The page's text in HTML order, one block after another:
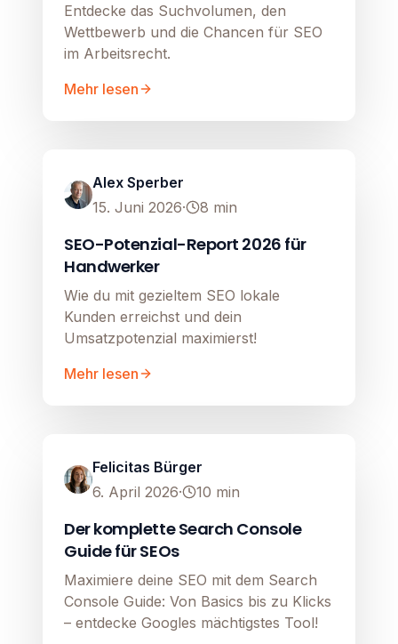
Entdecke das Suchvolumen, den
Wettbewerb und die Chancen für SEO
im Arbeitsrecht.
Mehr lesen
Alex Sperber
15. Juni 2026· 8 min
SEO-Potenzial-Report 2026 für
Handwerker
Wie du mit gezieltem SEO lokale
Kunden erreichst und dein
Umsatzpotenzial maximierst!
Mehr lesen
Felicitas Bürger
6. April 2026· 10 min
Der komplette Search Console
Guide für SEOs
Maximiere deine SEO mit dem Search
Console Guide: Von Basics bis zu Klicks
– entdecke Googles mächtigstes Tool!